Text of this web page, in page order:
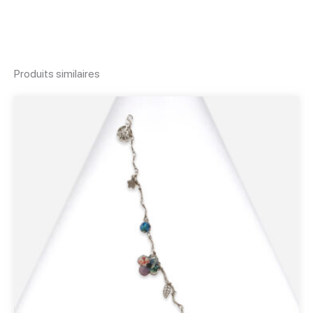
Produits similaires